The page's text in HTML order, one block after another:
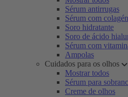
Sérum antirrugas
Sérum com
Soro hidratante
Soro de ácido
Sérum com
Ampolas
Cuidados para os olhos
Mostrar todos
Sérum para
Creme de olhos